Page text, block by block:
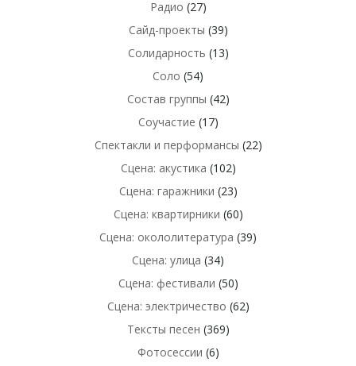
Радио (27)
Сайд-проекты (39)
Солидарность (13)
Соло (54)
Состав группы (42)
Соучастие (17)
Спектакли и перформансы (22)
Сцена: акустика (102)
Сцена: гаражники (23)
Сцена: квартирники (60)
Сцена: окололитература (39)
Сцена: улица (34)
Сцена: фестивали (50)
Сцена: электричество (62)
Тексты песен (369)
Фотосессии (6)